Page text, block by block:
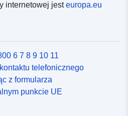
internetowej jesteuropa.eu
6 7 8 9 10 11
kontaktu telefonicznego
z formularza
punkcie UE